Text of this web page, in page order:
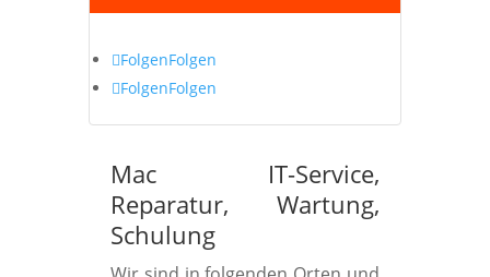
FolgenFolgen
FolgenFolgen
Mac IT-Service,
Reparatur, Wartung,
Schulung